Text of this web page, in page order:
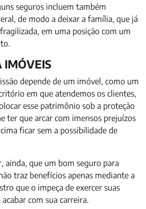
seguros incluem também
de modo a deixar a família, que já
em uma posição com um
IMÓVEIS
depende de um imóvel, como um
em que atendemos os clientes,
esse patrimônio sob a proteção
ter que arcar com imensos prejuízos
ficar sem a possibilidade de
ainda, que um bom seguro para
traz benefícios apenas mediante a
que o impeça de exercer suas
com sua carreira.